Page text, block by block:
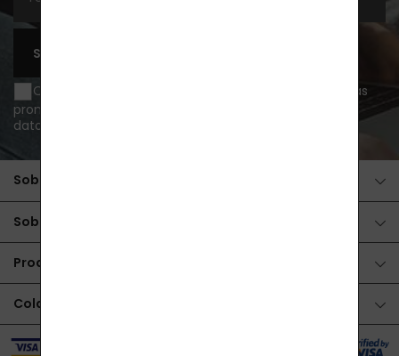
SUSCRIBIRSE
Quiero recibir información sobre novedades y ofertas
promocionales por e-mail y acepto
datos personales
Sobre la compra
Sobre los productos
Productos
Colaboración